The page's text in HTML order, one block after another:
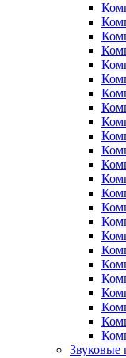
Звуковые